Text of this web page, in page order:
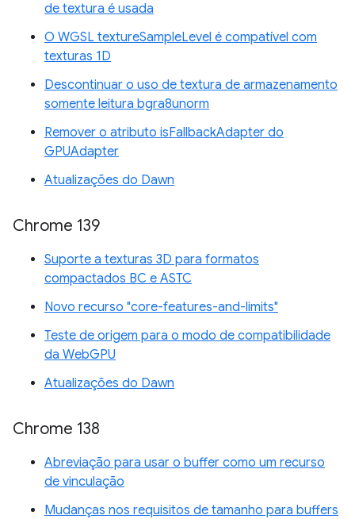
de textura é usada
O WGSL textureSampleLevel é compatível com
texturas 1D
Descontinuar o uso de textura de armazenamento
somente leitura bgra8unorm
Remover o atributo isFallbackAdapter do
GPUAdapter
Atualizações do Dawn
Chrome 139
Suporte a texturas 3D para formatos
compactados BC e ASTC
Novo recurso "core-features-and-limits"
Teste de origem para o modo de compatibilidade
da WebGPU
Atualizações do Dawn
Chrome 138
Abreviação para usar o buffer como um recurso
de vinculação
Mudanças nos requisitos de tamanho para buffers